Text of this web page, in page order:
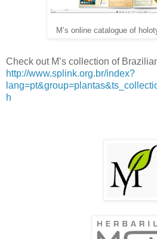
M’s online catalogue of
Check out M’s collection of
http://www.splink.org.br/index?
h